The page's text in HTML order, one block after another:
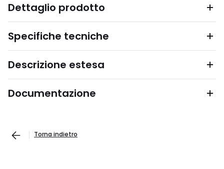
Dettaglio prodotto
Specifiche tecniche
Descrizione estesa
Documentazione
Torna indietro